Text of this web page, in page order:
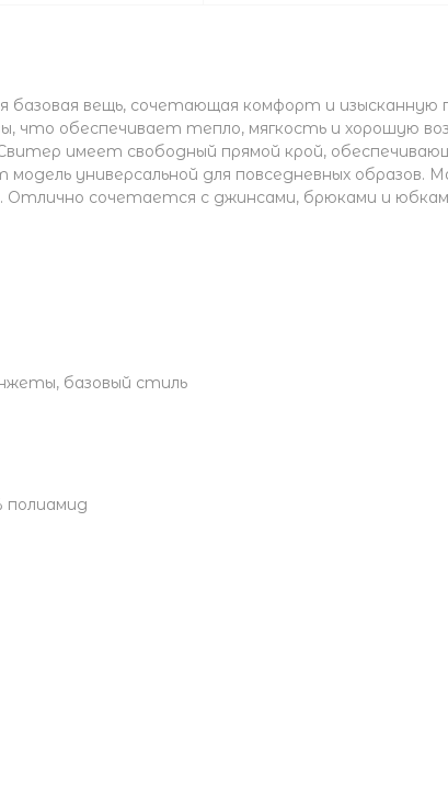
базовая вещь, сочетающая комфорт и изысканную
что обеспечивает тепло, мягкость и хорошую
имеет свободный прямой крой,
универсальной для повседневных образов.
Отлично сочетается с джинсами, брюками и
базовый стиль
полиамид